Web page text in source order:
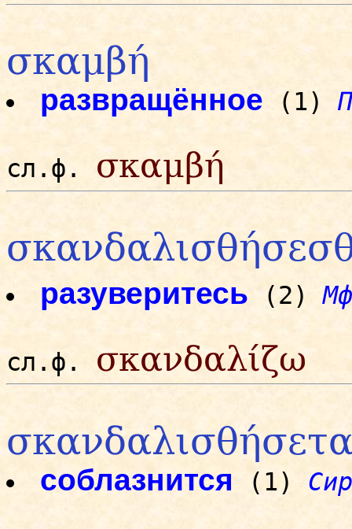
σκαμβή
развращённое (1)
сл.ф. σκαμβή
разуверитесь (2)
сл.ф. σκανδαλίζω
соблазнится (1)